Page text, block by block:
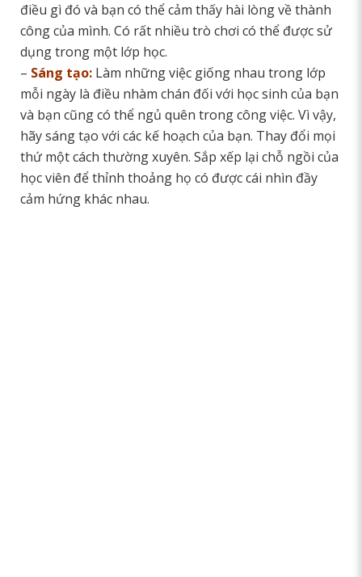
điều gì đó và bạn có thể cảm thấy hài lòng về thành
công của mình. Có rất nhiều trò chơi có thể được sử
dụng trong một lớp học.
– Sáng tạo: Làm những việc giống nhau trong lớp
mỗi ngày là điều nhàm chán đối với học sinh của bạn
và bạn cũng có thể ngủ quên trong công việc. Vì vậy,
hãy sáng tạo với các kế hoạch của bạn. Thay đổi mọi
thứ một cách thường xuyên. Sắp xếp lại chỗ ngồi của
học viên để thỉnh thoảng họ có được cái nhìn đầy
cảm hứng khác nhau.